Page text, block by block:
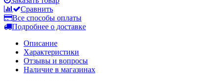
Сравнить
Все способы оплаты
Подробнее о доставке
Описание
Характеристики
Отзывы и вопросы
Наличие в магазинах